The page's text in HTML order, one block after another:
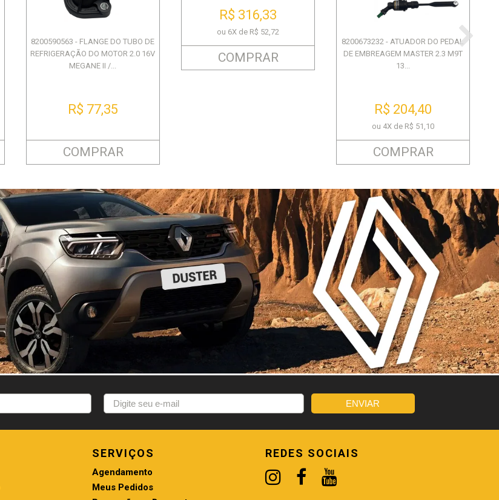
8200590563 - FLANGE DO TUBO DE
REFRIGERAÇÃO DO MOTOR 2.0 16V
MEGANE II /...
R$ 77,35
COMPRAR
R$ 316,33
ou 6X de R$ 52,72
COMPRAR
8200673232 - ATUADOR DO PEDAL
DE EMBREAGEM MASTER 2.3 M9T
13...
R$ 204,40
ou 4X de R$ 51,10
COMPRAR
SERVIÇOS
Agendamento
Meus Pedidos
REDES SOCIAIS